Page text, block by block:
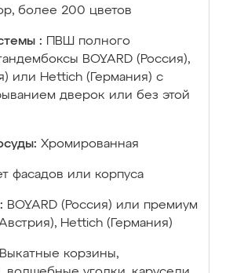
более 200 цветов
:
ПВШ полного
BOYARD (Россия),
или Hettich (Германия) с
дверок или без этой
Хромированная
фасадов или корпуса
BOYARD (Россия) или премиум
Hettich (Германия)
Выкатные корзины,